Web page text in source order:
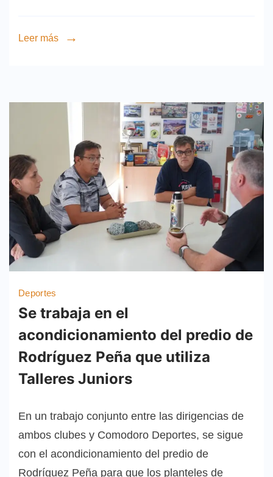
Leer más
Deportes
Se trabaja en el
acondicionamiento del predio de
Rodríguez Peña que utiliza
Talleres Juniors
En un trabajo conjunto entre las dirigencias de
ambos clubes y Comodoro Deportes, se sigue
con el acondicionamiento del predio de
Rodríguez Peña para que los planteles de